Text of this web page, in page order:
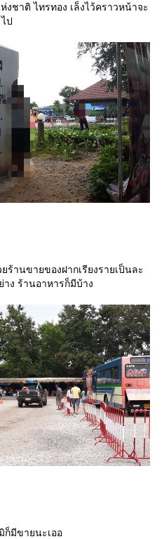
งชาติ ไทรทอง เล็งไว้คราวหน้าจะ
ไป
ร้านขายของฝากเรียงรายเป็นละ
าง ร้านอาหารก็มีบ้าง
ก็มีขายนะเออ